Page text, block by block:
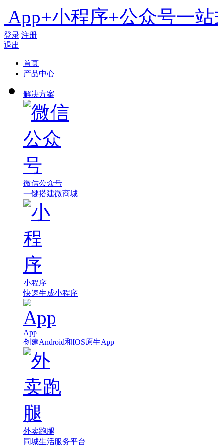
App+小程序+公众号一
登录 注册
退出
首页
产品中心
解决方案
微信公众号
一键搭建微商城
小程序
快速生成小程序
App
创建Android和IOS原生App
外卖跑腿
同城生活服务平台